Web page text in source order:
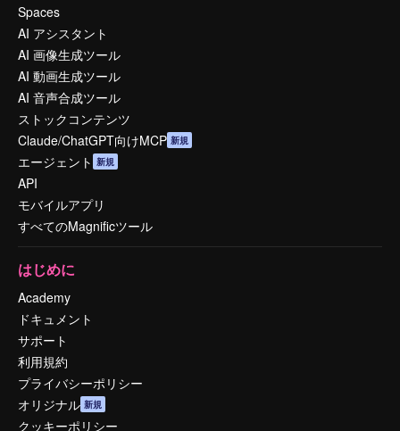
Spaces
AI アシスタント
AI 画像生成ツール
AI 動画生成ツール
AI 音声合成ツール
ストックコンテンツ
Claude/ChatGPT向けMCP 新規
エージェント 新規
API
モバイルアプリ
すべてのMagnificツール
はじめに
Academy
ドキュメント
サポート
利用規約
プライバシーポリシー
オリジナル 新規
クッキーポリシー